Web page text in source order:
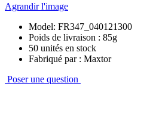
Agrandir l'image
Model: FR347_040121300
Poids de livraison : 85g
50 unités en stock
Fabriqué par : Maxtor
Poser une question